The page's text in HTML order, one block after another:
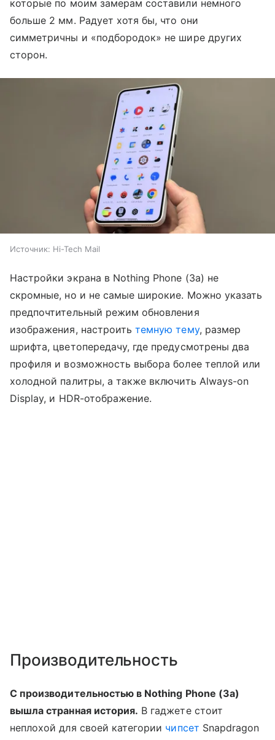
которые по моим замерам составили немного
больше 2 мм. Радует хотя бы, что они
симметричны и «подбородок» не шире других
сторон.
Источник: Hi-Tech Mail
Настройки экрана в Nothing Phone (3a) не
скромные, но и не самые широкие. Можно указать
предпочтительный режим обновления
изображения, настроитьтемную тему, размер
шрифта, цветопередачу, где предусмотрены два
профиля и возможность выбора более теплой или
холодной палитры, а также включить Always-on
Display, и HDR-отображение.
Производительность
С производительностью в Nothing Phone (3a)
вышла странная история. В гаджете стоит
неплохой для своей категории чипсет Snapdragon